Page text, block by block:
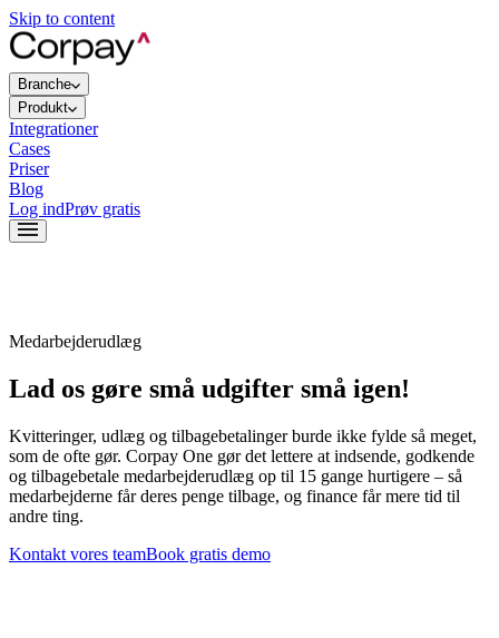
Skip to content
Branche
Produkt
Integrationer
Cases
Priser
Blog
Log indPrøv gratis
Medarbejderudlæg
Lad os gøre små udgifter små igen!
Kvitteringer, udlæg og tilbagebetalinger burde ikke fylde så meget,
som de ofte gør. Corpay One gør det lettere at indsende, godkende
og tilbagebetale medarbejderudlæg op til 15 gange hurtigere – så
medarbejderne får deres penge tilbage, og finance får mere tid til
andre ting.
Kontakt vores teamBook gratis demo